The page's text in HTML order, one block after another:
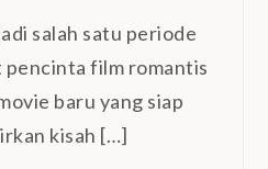
salah satu periode
pencinta film romantis
baru yang siap
kisah […]